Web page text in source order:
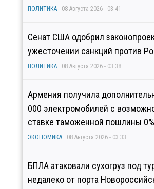
ПОЛИТИКА 08 Августа 2026 - 03:41
Сенат США одобрил
ужесточении санкций против
ПОЛИТИКА 08 Августа 2026 - 03:38
Армения получила
000 электромобилей с
ставке таможенной пошлины 0%
ЭКОНОМИКА 08 Августа 2026 - 03:33
БПЛА атаковали сухогруз под
недалеко от порта